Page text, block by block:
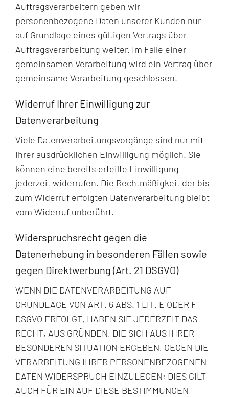
Auftragsverarbeitern geben wir
personenbezogene Daten unserer Kunden nur
auf Grundlage eines gültigen Vertrags über
Auftragsverarbeitung weiter. Im Falle einer
gemeinsamen Verarbeitung wird ein Vertrag über
gemeinsame Verarbeitung geschlossen.
Widerruf Ihrer Einwilligung zur
Datenverarbeitung
Viele Datenverarbeitungsvorgänge sind nur mit
Ihrer ausdrücklichen Einwilligung möglich. Sie
können eine bereits erteilte Einwilligung
jederzeit widerrufen. Die Rechtmäßigkeit der bis
zum Widerruf erfolgten Datenverarbeitung bleibt
vom Widerruf unberührt.
Widerspruchsrecht gegen die
Datenerhebung in besonderen Fällen sowie
gegen Direktwerbung (Art. 21 DSGVO)
WENN DIE DATENVERARBEITUNG AUF
GRUNDLAGE VON ART. 6 ABS. 1 LIT. E ODER F
DSGVO ERFOLGT, HABEN SIE JEDERZEIT DAS
RECHT, AUS GRÜNDEN, DIE SICH AUS IHRER
BESONDEREN SITUATION ERGEBEN, GEGEN DIE
VERARBEITUNG IHRER PERSONENBEZOGENEN
DATEN WIDERSPRUCH EINZULEGEN; DIES GILT
AUCH FÜR EIN AUF DIESE BESTIMMUNGEN